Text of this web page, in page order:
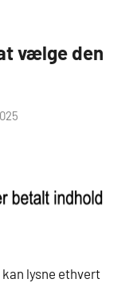
vælge den
lysne ethvert